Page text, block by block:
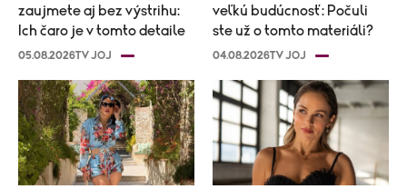
zaujmete aj bez výstrihu:
Ich čaro je v tomto detaile
05.08.2026TV JOJ
veľkú budúcnosť: Počuli
ste už o tomto materiáli?
04.08.2026TV JOJ